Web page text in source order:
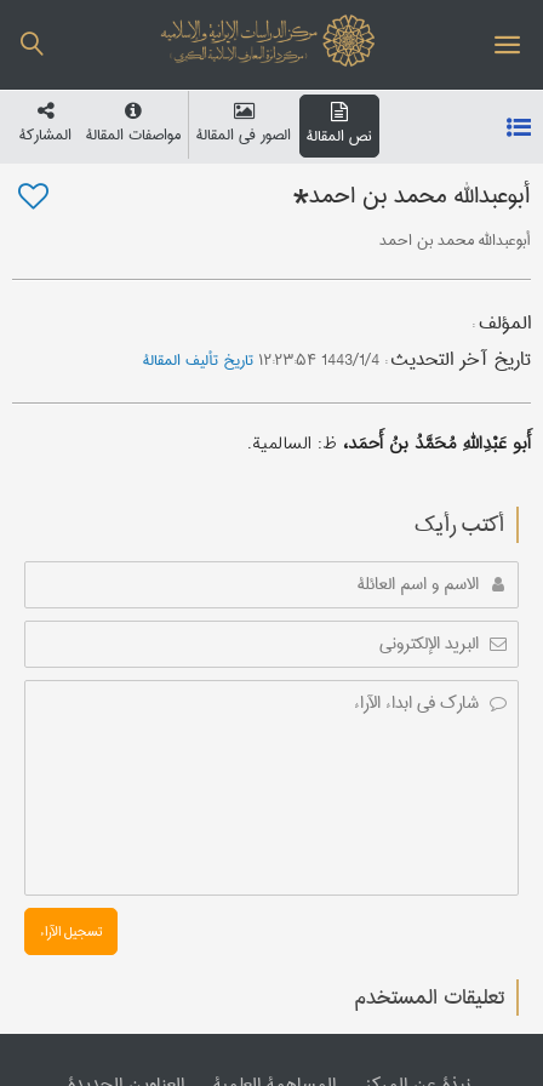
نص المقالة الصور في المقالة مواصفات المقالة المشارکة
أبوعبدالله محمد بن احمد*
أبوعبدالله محمد بن احمد
المؤلف:
تاریخ آخر التحدیث: 1443/1/4 ۱۲:۲۳:۵۴ تاریخ تألیف المقالة
أَبو عَبْدِاللَّهِ مُحَمَّدُ بنُ أَحمَد، ظ: السالمیة.
أکتب رأیك
تسجیل الآراء
تعليقات المستخدم